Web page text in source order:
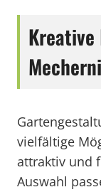
vielfältige
attraktiv und
Auswahl